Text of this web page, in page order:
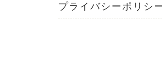
プライバシーポリシ